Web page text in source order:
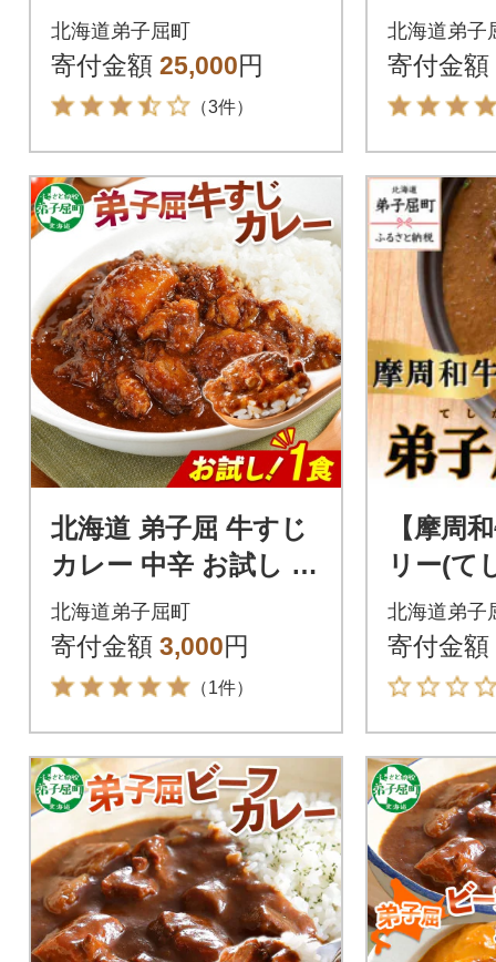
キン・チキンレッグ
スープ・ビーフ・ポ
ーク・牛すじ 3760
北海道弟子屈町
寄付金額 25,000円
（3件）
200g×5
北海道弟子
寄付金額
北海道 弟子屈 牛すじ
カレー 中辛 お試し 20
0g×1個 お手軽レトル
トカレー 3446
北海道弟子屈町
寄付金額 3,000円
（1件）
【摩周
リー(て
北海道弟子
寄付金額